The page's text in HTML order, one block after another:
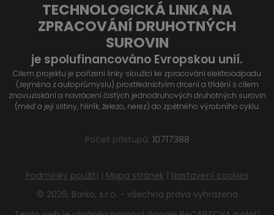
TECHNOLOGICKÁ LINKA NA
ZPRACOVÁNÍ DRUHOTNÝCH
SUROVIN
je spolufinancováno Evropskou unií.
Cílem projektu je pořízení linky sloužící ke zpracování elektroodpadu
(zejména z autoprůmyslu) prostřednictvím drcení a třídění s cílem
znovuzískání a navrácení čistých jednodruhových druhotných surovin
(měď a její slitiny, hliník, železo, nerez) do zpětného výrobního cyklu.
Počet přístupů: 10717388
© 2026, Barko, s.r.o. - všechna práva vyhrazena
Podmínky použití | Mapa stránek | Nastavení cookies